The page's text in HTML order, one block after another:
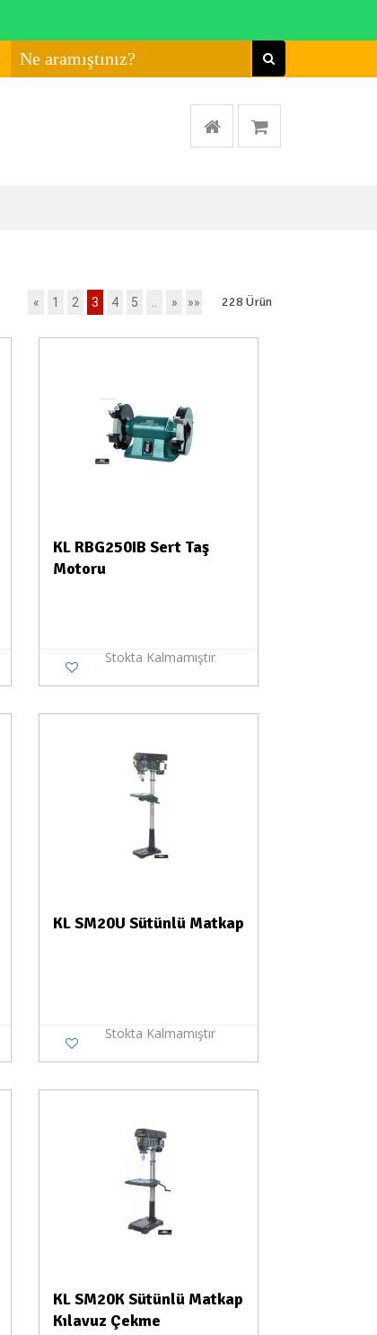
228 Ürün
« 1 2 3 4 5 » »»
KL RBG250IB Sert Taş
Motoru
Stokta Kalmamıştır
KL SM20U Sütünlü Matkap
Stokta Kalmamıştır
KL SM20K Sütünlü Matkap
Kılavuz Çekme